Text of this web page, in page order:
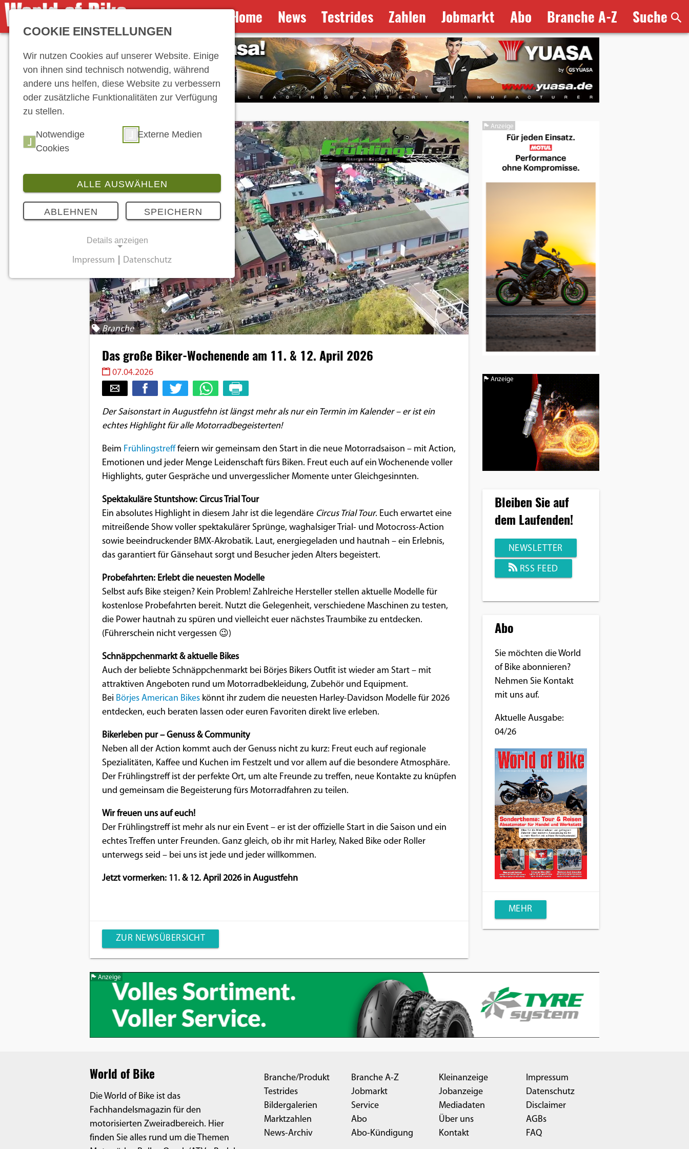
Home News Testrides Zahlen Jobmarkt Abo Branche A-Z Suche
Branche
Das große Biker-Wochenende am 11. & 12. April 2026
07.04.2026
Der Saisonstart in Augustfehn ist längst mehr als nur ein Termin im Kalender – er ist ein
echtes Highlight für alle Motorradbegeisterten!
Beim Frühlingstrefffeiern wir gemeinsam den Start in die neue Motorradsaison – mit Action,
Emotionen und jeder Menge Leidenschaft fürs Biken. Freut euch auf ein Wochenende voller
Highlights, guter Gespräche und unvergesslicher Momente unter Gleichgesinnten.
Spektakuläre Stuntshow: Circus Trial Tour
Ein absolutes Highlight in diesem Jahr ist die legendäre Circus Trial Tour. Euch erwartet eine
mitreißende Show voller spektakulärer Sprünge, waghalsiger Trial- und Motocross-Action
sowie beeindruckender BMX-Akrobatik. Laut, energiegeladen und hautnah – ein Erlebnis,
das garantiert für Gänsehaut sorgt und Besucher jeden Alters begeistert.
Probefahrten: Erlebt die neuesten Modelle
Selbst aufs Bike steigen? Kein Problem! Zahlreiche Hersteller stellen aktuelle Modelle für
kostenlose Probefahrten bereit. Nutzt die Gelegenheit, verschiedene Maschinen zu testen,
die Power hautnah zu spüren und vielleicht euer nächstes Traumbike zu entdecken.
(Führerschein nicht vergessen 😉)
Schnäppchenmarkt & aktuelle Bikes
Auch der beliebte Schnäppchenmarkt bei Börjes Bikers Outfit ist wieder am Start – mit
attraktiven Angeboten rund um Motorradbekleidung, Zubehör und Equipment.
Bei Börjes American Bikeskönnt ihr zudem die neuesten Harley-Davidson Modelle für 2026
entdecken, euch beraten lassen oder euren Favoriten direkt live erleben.
Bikerleben pur – Genuss & Community
Neben all der Action kommt auch der Genuss nicht zu kurz: Freut euch auf regionale
Spezialitäten, Kaffee und Kuchen im Festzelt und vor allem auf die besondere Atmosphäre.
Der Frühlingstreff ist der perfekte Ort, um alte Freunde zu treffen, neue Kontakte zu knüpfen
und gemeinsam die Begeisterung fürs Motorradfahren zu teilen.
Wir freuen uns auf euch!
Der Frühlingstreff ist mehr als nur ein Event – er ist der offizielle Start in die Saison und ein
echtes Treffen unter Freunden. Ganz gleich, ob ihr mit Harley, Naked Bike oder Roller
unterwegs seid – bei uns ist jede und jeder willkommen.
Jetzt vormerken: 11. & 12. April 2026 in Augustfehn
ZUR NEWSÜBERSICHT
Anzeige
Anzeige
Bleiben Sie auf
dem Laufenden!
NEWSLETTER
RSS FEED
Abo
Sie möchten die World
of Bike abonnieren?
Nehmen Sie Kontakt
mit uns auf.
Aktuelle Ausgabe:
04/26
MEHR
Anzeige
World of Bike
Die World of Bike ist das
Fachhandelsmagazin für den
motorisierten Zweiradbereich. Hier
finden Sie alles rund um die Themen
Branche/Produkt
Testrides
Bildergalerien
Marktzahlen
News-Archiv
Branche A-Z
Jobmarkt
Service
Abo
Abo-Kündigung
Kleinanzeige
Jobanzeige
Mediadaten
Über uns
Kontakt
Impressum
Datenschutz
Disclaimer
AGBs
FAQ
COOKIE EINSTELLUNGEN
Wir nutzen Cookies auf unserer Website. Einige
von ihnen sind technisch notwendig, während
andere uns helfen, diese Website zu verbessern
oder zusätzliche Funktionalitäten zur Verfügung
zu stellen.
Notwendige
Cookies
Externe Medien
ALLE AUSWÄHLEN
ABLEHNEN SPEICHERN
Details anzeigen
Notwendige Cookies ermöglichen
grundlegende Funktionen und sind für die
einwandfreie Funktion der Website
Einverständnis-Cookie
Dieser Cookie speichert die
Einverständnis-Optionen des
EXTERNE MEDIEN
Social Media Plattformen anzeigen zu
können, werden von diesen externen
Medien Cookies gesetzt.
Impressum Datenschutz